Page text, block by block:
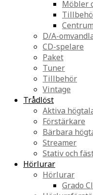
Möbler
D/A-
CD-spelare
Paket
Tuner
Tillbehör
Vintage
Trådlöst
Aktiva
Förstärkare
Bärbara
Streamer
Stativ och
Hörlurar
Hörlurar
Grado